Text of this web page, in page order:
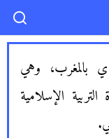
بالمغرب، وهي
الإسلامية